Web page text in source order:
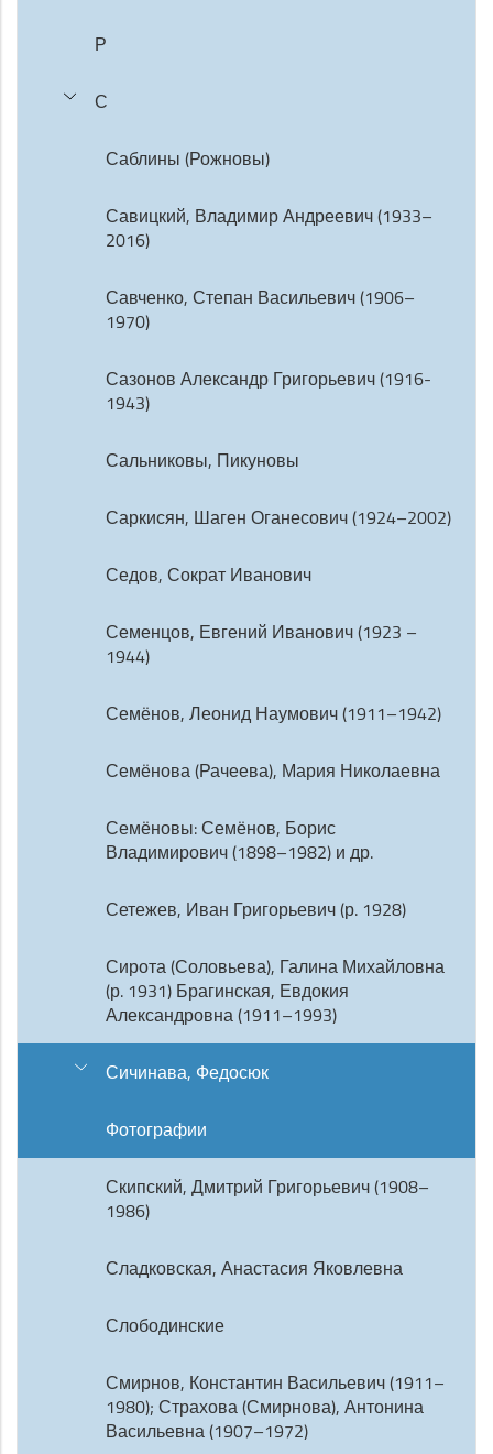
Р
С
Саблины (Рожновы)
Савицкий, Владимир Андреевич (1933–
2016)
Савченко, Степан Васильевич (1906–
1970)
Сазонов Александр Григорьевич (1916-
1943)
Сальниковы, Пикуновы
Саркисян, Шаген Оганесович (1924–2002)
Седов, Сократ Иванович
Семенцов, Евгений Иванович (1923 –
1944)
Семёнов, Леонид Наумович (1911–1942)
Семёнова (Рачеева), Мария Николаевна
Семёновы: Семёнов, Борис
Владимирович (1898–1982) и др.
Сетежев, Иван Григорьевич (р. 1928)
Сирота (Соловьева), Галина Михайловна
(р. 1931) Брагинская, Евдокия
Александровна (1911–1993)
Сичинава, Федосюк
Фотографии
Скипский, Дмитрий Григорьевич (1908–
1986)
Сладковская, Анастасия Яковлевна
Слободинские
Смирнов, Константин Васильевич (1911–
1980); Страхова (Смирнова), Антонина
Васильевна (1907–1972)